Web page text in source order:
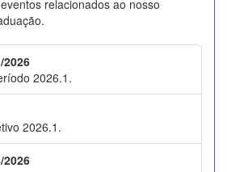
relacionados ao nosso
2026
2026.1.
2026.1.
2026